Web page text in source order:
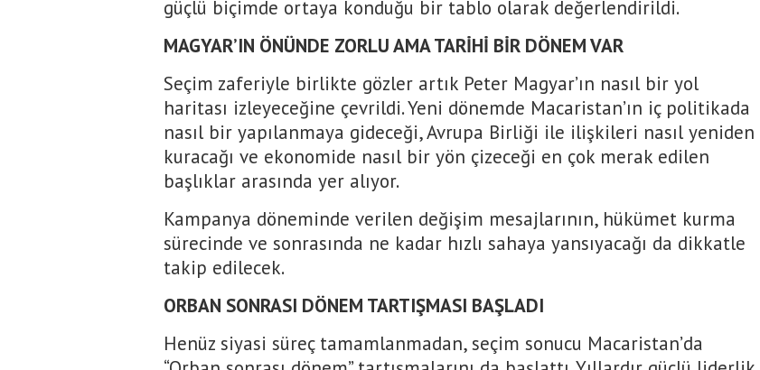
güçlü biçimde ortaya konduğu bir tablo olarak değerlendirildi.
MAGYAR’IN ÖNÜNDE ZORLU AMA TARİHİ BİR DÖNEM VAR
Seçim zaferiyle birlikte gözler artık Peter Magyar’ın nasıl bir yol
haritası izleyeceğine çevrildi. Yeni dönemde Macaristan’ın iç politikada
nasıl bir yapılanmaya gideceği, Avrupa Birliği ile ilişkileri nasıl yeniden
kuracağı ve ekonomide nasıl bir yön çizeceği en çok merak edilen
başlıklar arasında yer alıyor.
Kampanya döneminde verilen değişim mesajlarının, hükümet kurma
sürecinde ve sonrasında ne kadar hızlı sahaya yansıyacağı da dikkatle
takip edilecek.
ORBAN SONRASI DÖNEM TARTIŞMASI BAŞLADI
Henüz siyasi süreç tamamlanmadan, seçim sonucu Macaristan’da